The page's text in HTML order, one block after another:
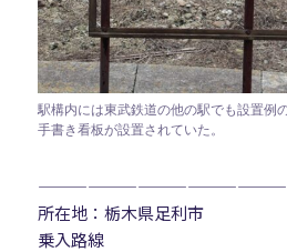
駅構内には東武鉄道の他の駅でも設置例
手書き看板が設置されていた。
所在地：栃木県足利市
乗入路線